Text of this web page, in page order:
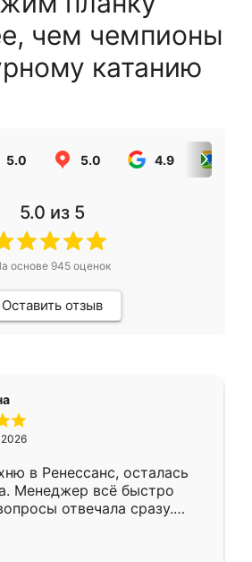
чем чемпионы
катанию
5.0 5.0 4.9
5.0 из 5
основе 945оценок
Оставить отзыв
в Ренессанс, осталась
Менеджер всё быстро
отвечала сразу.
в субботу, подошёл к
Собрали